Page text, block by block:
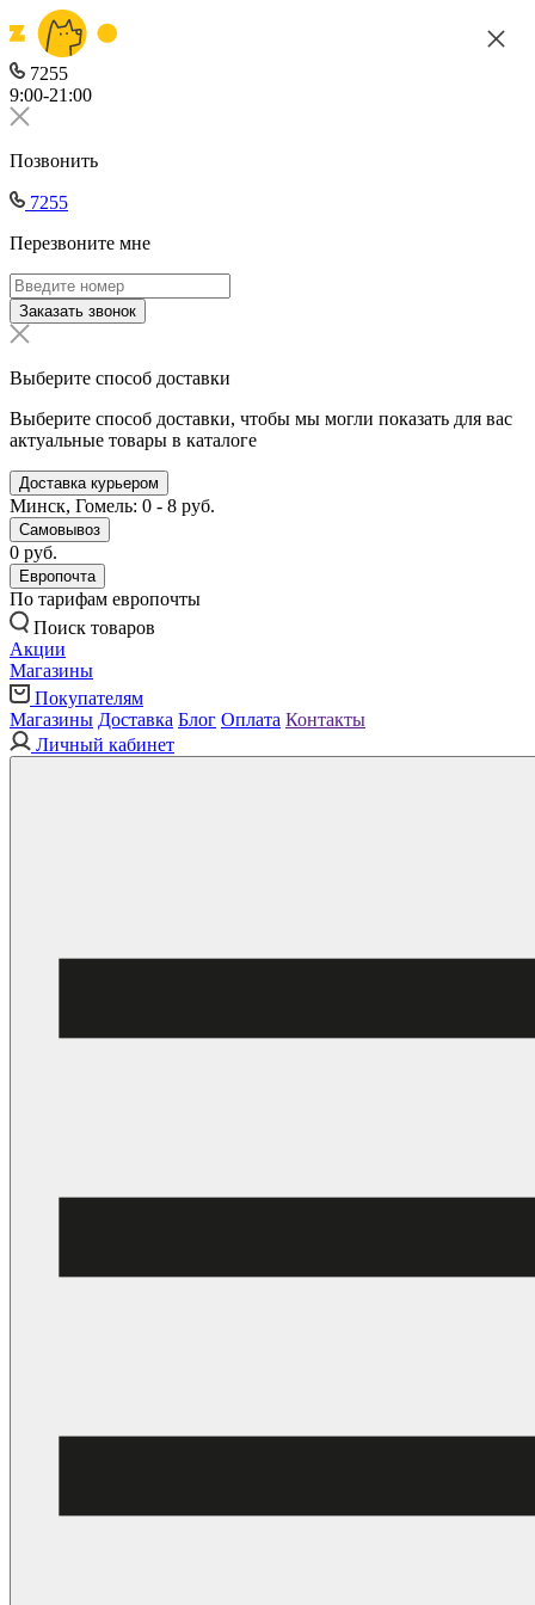
7255
9:00-21:00
Позвонить
7255
Перезвоните мне
Заказать звонок
Выберите способ доставки
Выберите способ доставки, чтобы мы могли показать для вас
актуальные товары в каталоге
Доставка курьером
Минск, Гомель: 0 - 8 руб.
Самовывоз
0 руб.
Европочта
По тарифам европочты
Поиск товаров
Акции
Магазины
Покупателям
Магазины Доставка Блог Оплата Контакты
Личный кабинет